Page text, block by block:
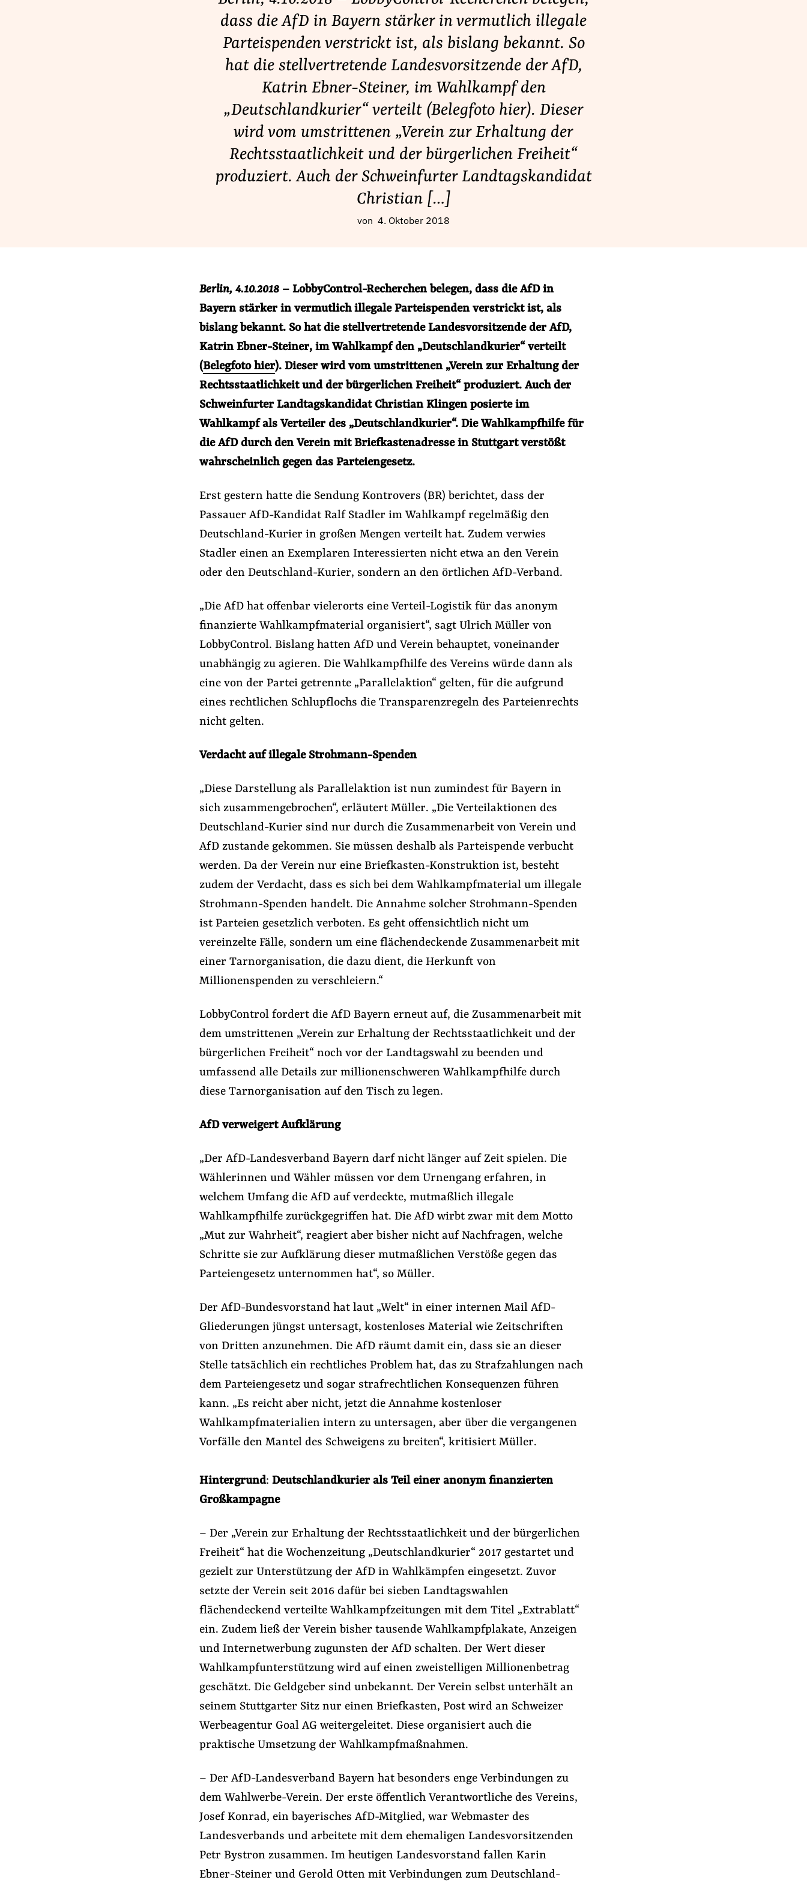
#Lobby-Fußspur #Aus der Lobbywelt
FacebookMastodonBlueskyInstagram
YoutubeLinkedInFeed Newsletter
dass die AfD in Bayern stärker in vermutlich illegale
Parteispenden verstrickt ist, als bislang bekannt. So
hat die stellvertretende Landesvorsitzende der AfD,
Katrin Ebner-Steiner, im Wahlkampf den
„Deutschlandkurier“ verteilt (Belegfoto hier). Dieser
wird vom umstrittenen „Verein zur Erhaltung der
Rechtsstaatlichkeit und der bürgerlichen Freiheit“
produziert. Auch der Schweinfurter Landtagskandidat
Christian […]
von 4. Oktober 2018
Berlin, 4.10.2018 – LobbyControl-Recherchen belegen, dass die AfD in
Bayern stärker in vermutlich illegale Parteispenden verstrickt ist, als
bislang bekannt. So hat die stellvertretende Landesvorsitzende der AfD,
Katrin Ebner-Steiner, im Wahlkampf den „Deutschlandkurier“ verteilt
(Belegfoto hier). Dieser wird vom umstrittenen „Verein zur Erhaltung der
Rechtsstaatlichkeit und der bürgerlichen Freiheit“ produziert. Auch der
Schweinfurter Landtagskandidat Christian Klingen posierte im
Wahlkampf als Verteiler des „Deutschlandkurier“. Die Wahlkampfhilfe für
die AfD durch den Verein mit Briefkastenadresse in Stuttgart verstößt
wahrscheinlich gegen das Parteiengesetz.
Erst gestern hatte die Sendung Kontrovers (BR) berichtet, dass der
Passauer AfD-Kandidat Ralf Stadler im Wahlkampf regelmäßig den
Deutschland-Kurier in großen Mengen verteilt hat. Zudem verwies
Stadler einen an Exemplaren Interessierten nicht etwa an den Verein
oder den Deutschland-Kurier, sondern an den örtlichen AfD-Verband.
„Die AfD hat offenbar vielerorts eine Verteil-Logistik für das anonym
finanzierte Wahlkampfmaterial organisiert“, sagt Ulrich Müller von
LobbyControl. Bislang hatten AfD und Verein behauptet, voneinander
unabhängig zu agieren. Die Wahlkampfhilfe des Vereins würde dann als
eine von der Partei getrennte „Parallelaktion“ gelten, für die aufgrund
eines rechtlichen Schlupflochs die Transparenzregeln des Parteienrechts
nicht gelten.
Verdacht auf illegale Strohmann-Spenden
„Diese Darstellung als Parallelaktion ist nun zumindest für Bayern in
sich zusammengebrochen“, erläutert Müller. „Die Verteilaktionen des
Deutschland-Kurier sind nur durch die Zusammenarbeit von Verein und
AfD zustande gekommen. Sie müssen deshalb als Parteispende verbucht
werden. Da der Verein nur eine Briefkasten-Konstruktion ist, besteht
zudem der Verdacht, dass es sich bei dem Wahlkampfmaterial um illegale
Strohmann-Spenden handelt. Die Annahme solcher Strohmann-Spenden
ist Parteien gesetzlich verboten. Es geht offensichtlich nicht um
vereinzelte Fälle, sondern um eine flächendeckende Zusammenarbeit mit
einer Tarnorganisation, die dazu dient, die Herkunft von
Millionenspenden zu verschleiern.“
LobbyControl fordert die AfD Bayern erneut auf, die Zusammenarbeit mit
dem umstrittenen „Verein zur Erhaltung der Rechtsstaatlichkeit und der
bürgerlichen Freiheit“ noch vor der Landtagswahl zu beenden und
umfassend alle Details zur millionenschweren Wahlkampfhilfe durch
diese Tarnorganisation auf den Tisch zu legen.
AfD verweigert Aufklärung
„Der AfD-Landesverband Bayern darf nicht länger auf Zeit spielen. Die
Wählerinnen und Wähler müssen vor dem Urnengang erfahren, in
welchem Umfang die AfD auf verdeckte, mutmaßlich illegale
Wahlkampfhilfe zurückgegriffen hat. Die AfD wirbt zwar mit dem Motto
„Mut zur Wahrheit“, reagiert aber bisher nicht auf Nachfragen, welche
Schritte sie zur Aufklärung dieser mutmaßlichen Verstöße gegen das
Parteiengesetz unternommen hat“, so Müller.
Der AfD-Bundesvorstand hat laut „Welt“ in einer internen Mail AfD-
Gliederungen jüngst untersagt, kostenloses Material wie Zeitschriften
von Dritten anzunehmen. Die AfD räumt damit ein, dass sie an dieser
Stelle tatsächlich ein rechtliches Problem hat, das zu Strafzahlungen nach
dem Parteiengesetz und sogar strafrechtlichen Konsequenzen führen
kann. „Es reicht aber nicht, jetzt die Annahme kostenloser
Wahlkampfmaterialien intern zu untersagen, aber über die vergangenen
Vorfälle den Mantel des Schweigens zu breiten“, kritisiert Müller.
Hintergrund: Deutschlandkurier als Teil einer anonym finanzierten
Großkampagne
– Der „Verein zur Erhaltung der Rechtsstaatlichkeit und der bürgerlichen
Freiheit“ hat die Wochenzeitung „Deutschlandkurier“ 2017 gestartet und
gezielt zur Unterstützung der AfD in Wahlkämpfen eingesetzt. Zuvor
setzte der Verein seit 2016 dafür bei sieben Landtagswahlen
flächendeckend verteilte Wahlkampfzeitungen mit dem Titel „Extrablatt“
ein. Zudem ließ der Verein bisher tausende Wahlkampfplakate, Anzeigen
und Internetwerbung zugunsten der AfD schalten. Der Wert dieser
Wahlkampfunterstützung wird auf einen zweistelligen Millionenbetrag
geschätzt. Die Geldgeber sind unbekannt. Der Verein selbst unterhält an
seinem Stuttgarter Sitz nur einen Briefkasten, Post wird an Schweizer
Werbeagentur Goal AG weitergeleitet. Diese organisiert auch die
praktische Umsetzung der Wahlkampfmaßnahmen.
– Der AfD-Landesverband Bayern hat besonders enge Verbindungen zu
dem Wahlwerbe-Verein. Der erste öffentlich Verantwortliche des Vereins,
Josef Konrad, ein bayerisches AfD-Mitglied, war Webmaster des
Landesverbands und arbeitete mit dem ehemaligen Landesvorsitzenden
Petr Bystron zusammen. Im heutigen Landesvorstand fallen Karin
Ebner-Steiner und Gerold Otten mit Verbindungen zum Deutschland-